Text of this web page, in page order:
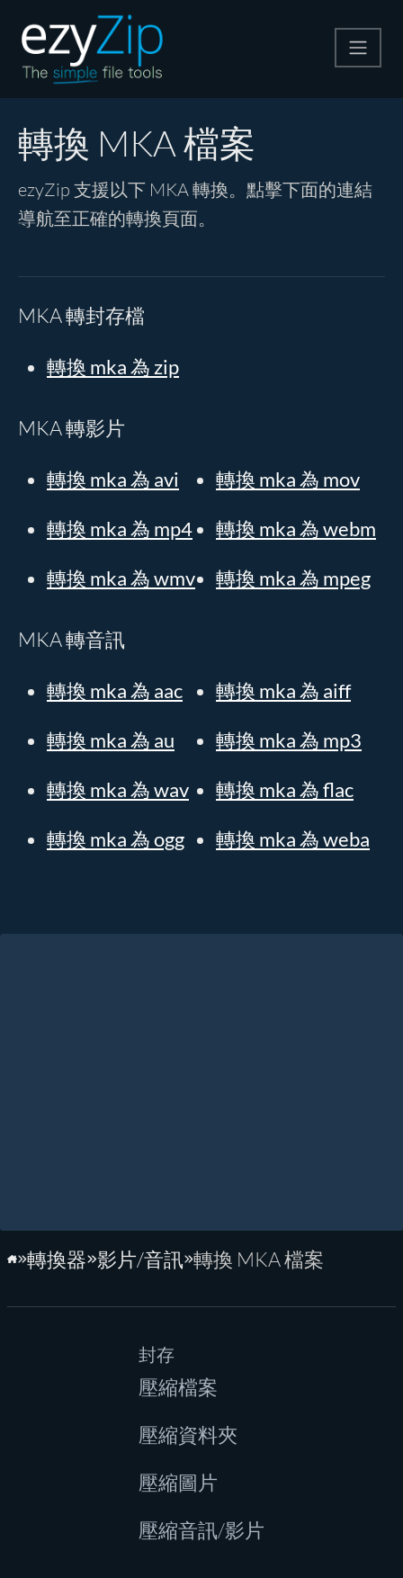
轉換 MKA 檔案
ezyZip 支援以下 MKA 轉換。點擊下面的連結
導航至正確的轉換頁面。
MKA 轉封存檔
轉換 mka 為 zip
MKA 轉影片
轉換 mka 為 avi 轉換 mka 為 mov
轉換 mka 為 mp4 轉換 mka 為 webm
轉換 mka 為 wmv 轉換 mka 為 mpeg
MKA 轉音訊
轉換 mka 為 aac 轉換 mka 為 aiff
轉換 mka 為 au 轉換 mka 為 mp3
轉換 mka 為 wav 轉換 mka 為 flac
轉換 mka 為 ogg 轉換 mka 為 weba
首頁
轉換器 影片/音訊 轉換 MKA 檔案
封存
壓縮檔案
壓縮資料夾
壓縮圖片
壓縮音訊/影片